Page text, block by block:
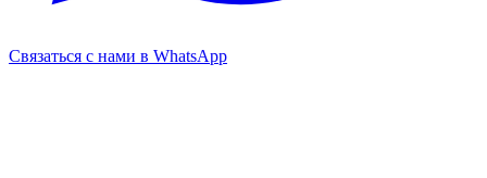
Связаться с нами в WhatsApp